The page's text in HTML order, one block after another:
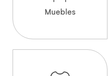
Muebles